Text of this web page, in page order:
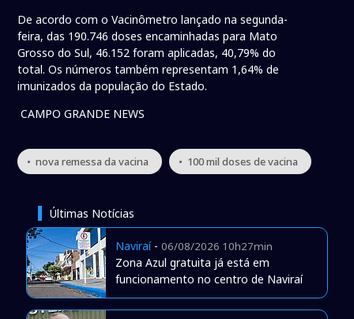
De acordo com o Vacinômetro lançado na segunda-
feira, das 190.746 doses encaminhadas para Mato
Grosso do Sul, 46.152 foram aplicadas, 40,79% do
total. Os números também representam 1,64% de
imunizados da população do Estado.
CAMPO GRANDE NEWS
• nova remessa da vacina • 100 mil doses de vacina
Últimas Notícias
Naviraí- 06/08/2026 10h27min
Zona Azul gratuita já está em
funcionamento no centro de Naviraí